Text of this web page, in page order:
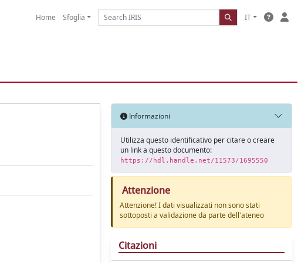
Home Sfoglia IT
Informazioni
Utilizza questo identificativo per citare o creare
un link a questo documento:
https://hdl.handle.net/11573/1695550
Attenzione
Attenzione! I dati visualizzati non sono stati
sottoposti a validazione da parte dell'ateneo
Citazioni